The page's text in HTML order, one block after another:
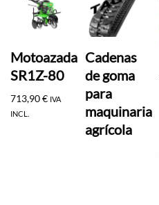
Motoazada
SR1Z-80
713,90€ IVA
INCL.
Cadenas
de goma
para
maquinaria
agrícola